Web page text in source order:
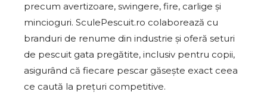
precum avertizoare, swingere, fire, carlige și
mincioguri. SculePescuit.ro colaborează cu
branduri de renume din industrie și oferă seturi
de pescuit gata pregătite, inclusiv pentru copii,
asigurând că fiecare pescar găsește exact ceea
ce caută la prețuri competitive.